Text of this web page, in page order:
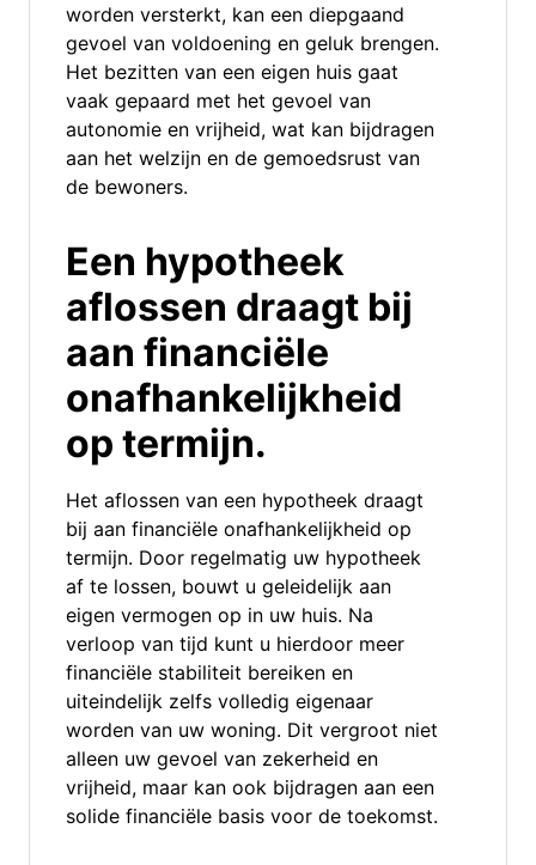
worden versterkt, kan een diepgaand
gevoel van voldoening en geluk brengen.
Het bezitten van een eigen huis gaat
vaak gepaard met het gevoel van
autonomie en vrijheid, wat kan bijdragen
aan het welzijn en de gemoedsrust van
de bewoners.
Een hypotheek
aflossen draagt bij
aan financiële
onafhankelijkheid
op termijn.
Het aflossen van een hypotheek draagt
bij aan financiële onafhankelijkheid op
termijn. Door regelmatig uw hypotheek
af te lossen, bouwt u geleidelijk aan
eigen vermogen op in uw huis. Na
verloop van tijd kunt u hierdoor meer
financiële stabiliteit bereiken en
uiteindelijk zelfs volledig eigenaar
worden van uw woning. Dit vergroot niet
alleen uw gevoel van zekerheid en
vrijheid, maar kan ook bijdragen aan een
solide financiële basis voor de toekomst.